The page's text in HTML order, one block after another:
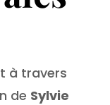
à travers
de Sylvie